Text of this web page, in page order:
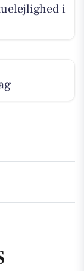
i